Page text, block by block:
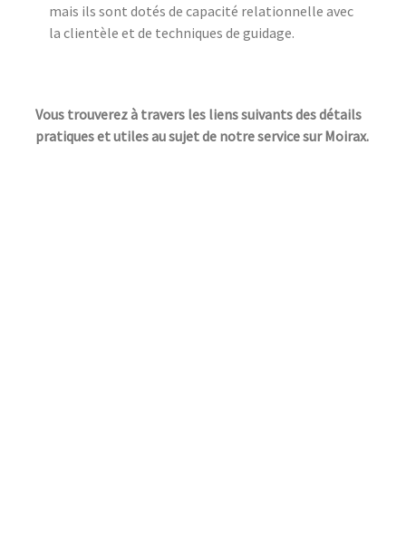
mais ils sont dotés de capacité relationnelle avec
la clientèle et de techniques de guidage.
Vous trouverez à travers les liens suivants des détails
pratiques et utiles au sujet de notre service sur Moirax.